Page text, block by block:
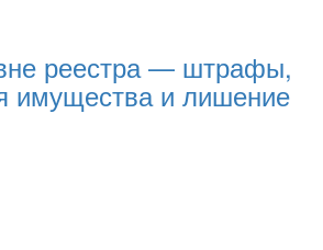
реестра — штрафы,
имущества и лишение